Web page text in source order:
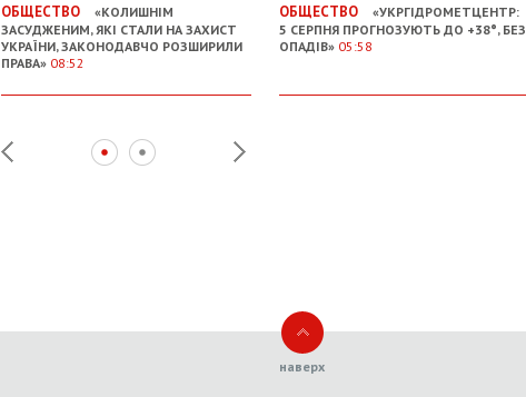
ОБЩЕСТВО
«КОЛИШНІМ
ЗАСУДЖЕНИМ, ЯКІ СТАЛИ НА ЗАХИСТ
УКРАЇНИ, ЗАКОНОДАВЧО РОЗШИРИЛИ
ПРАВА» 08:52
ОБЩЕСТВО
«УКРГІДРОМЕТЦЕНТР:
5 СЕРПНЯ ПРОГНОЗУЮТЬ ДО +38°, БЕЗ
ОПАДІВ» 05:58
наверх